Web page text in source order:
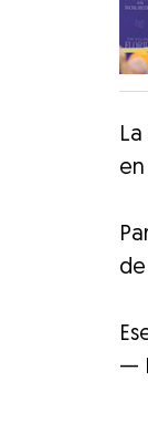
en
—